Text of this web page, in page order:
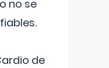
no se
de